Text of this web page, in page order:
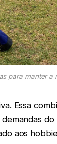
para manter
Essa
aos